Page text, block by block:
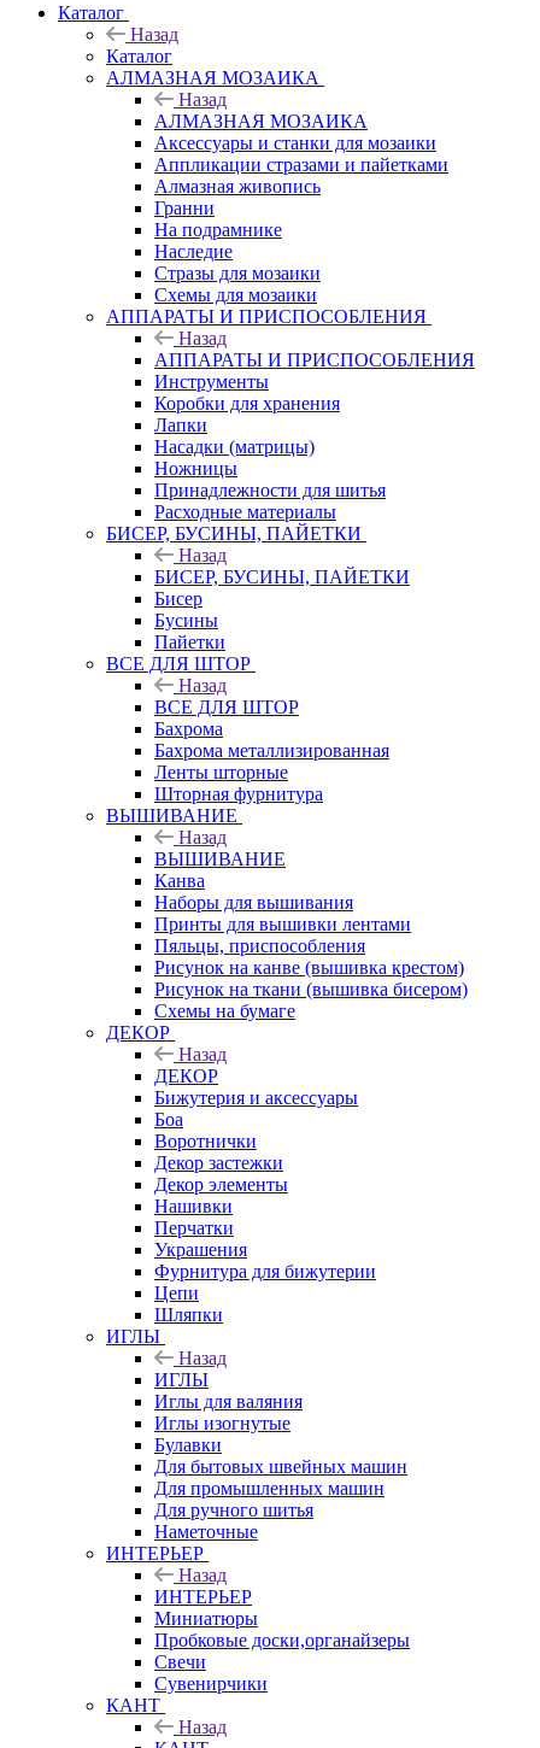
Каталог
Назад
Каталог
АЛМАЗНАЯ МОЗАИКА
Назад
АЛМАЗНАЯ МОЗАИКА
Аксессуары и станки для мозаики
Аппликации стразами и пайетками
Алмазная живопись
Гранни
На подрамнике
Наследие
Стразы для мозаики
Схемы для мозаики
АППАРАТЫ И ПРИСПОСОБЛЕНИЯ
Назад
АППАРАТЫ И ПРИСПОСОБЛЕНИЯ
Инструменты
Коробки для хранения
Лапки
Насадки (матрицы)
Ножницы
Принадлежности для шитья
Расходные материалы
БИСЕР, БУСИНЫ, ПАЙЕТКИ
Назад
БИСЕР, БУСИНЫ, ПАЙЕТКИ
Бисер
Бусины
Пайетки
ВСЕ ДЛЯ ШТОР
Назад
ВСЕ ДЛЯ ШТОР
Бахрома
Бахрома металлизированная
Ленты шторные
Шторная фурнитура
ВЫШИВАНИЕ
Назад
ВЫШИВАНИЕ
Канва
Наборы для вышивания
Принты для вышивки лентами
Пяльцы, приспособления
Рисунок на канве (вышивка крестом)
Рисунок на ткани (вышивка бисером)
Схемы на бумаге
ДЕКОР
Назад
ДЕКОР
Бижутерия и аксессуары
Боа
Воротнички
Декор застежки
Декор элементы
Нашивки
Перчатки
Украшения
Фурнитура для бижутерии
Цепи
Шляпки
ИГЛЫ
Назад
ИГЛЫ
Иглы для валяния
Иглы изогнутые
Булавки
Для бытовых швейных машин
Для промышленных машин
Для ручного шитья
Наметочные
ИНТЕРЬЕР
Назад
ИНТЕРЬЕР
Миниатюры
Пробковые доски,органайзеры
Свечи
Сувенирчики
КАНТ
Назад